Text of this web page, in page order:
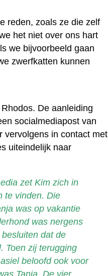
reden, zoals ze die zelf
het niet over ons hart
we bijvoorbeeld gaan
zwerfkatten kunnen
De aanleiding
socialmediapost van
vervolgens in contact met
uiteindelijk naar
zet Kim zich in
te vinden. Die
was op vakantie
was nergens
dat de
Toen zij terugging
beloofd ook voor
Tanja. De vier